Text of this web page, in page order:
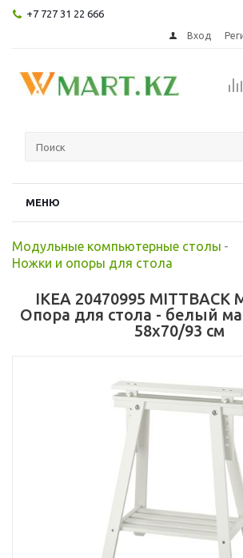
+7 727 31 22 666
Вход
МЕНЮ
Модульные компьютерные столы -
Ножки и опоры для стола
IKEA 20470995
Опора для стола - белый
58x70/93 см